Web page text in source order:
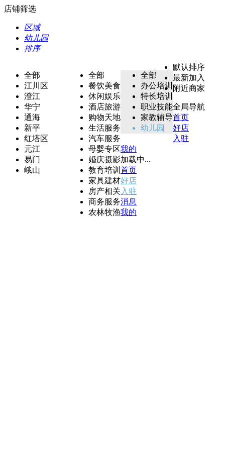
店铺筛选
区域
幼儿园
排序
全部
江川区
澄江
华宁
通海
新平
红塔区
元江
易门
峨山
全部
餐饮美食
休闲娱乐
酒店旅游
购物天地
生活服务
汽车服务
母婴专区
婚庆摄影
教育培训
家具建材
房产相关
商务服务
农林牧渔
全部
办公培训
特长培训
职业技能
家教辅导
幼儿园
默认排序
最新加入
附近商家
全局导航
首页
好店
入驻
我的
加载中...
首页
好店
入驻
消息
我的